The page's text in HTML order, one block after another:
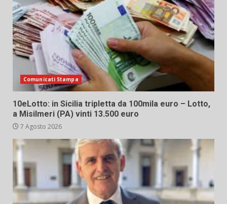
Comunicati Stampa
10eLotto: in Sicilia tripletta da 100mila euro – Lotto,
a Misilmeri (PA) vinti 13.500 euro
7 Agosto 2026